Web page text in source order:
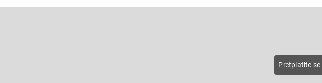
i
Pretplatite se